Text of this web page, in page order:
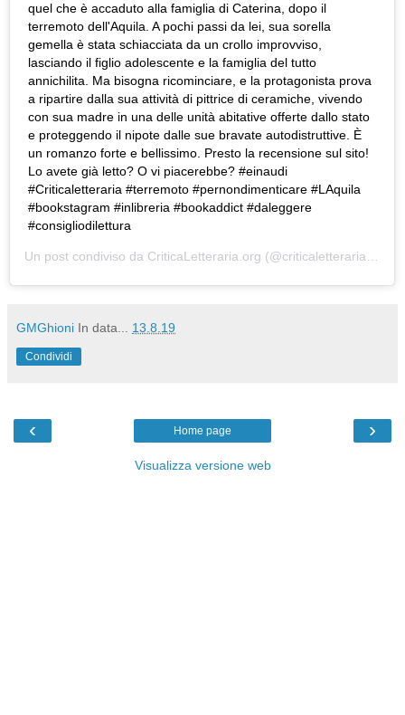
quel che è accaduto alla famiglia di Caterina, dopo il
terremoto dell'Aquila. A pochi passi da lei, sua sorella
gemella è stata schiacciata da un crollo improvviso,
lasciando il figlio adolescente e la famiglia del tutto
annichilita. Ma bisogna ricominciare, e la protagonista prova
a ripartire dalla sua attività di pittrice di ceramiche, vivendo
con sua madre in una delle unità abitative offerte dallo stato
e proteggendo il nipote dalle sue bravate autodistruttive. È
un romanzo forte e bellissimo. Presto la recensione sul sito!
Lo avete già letto? O vi piacerebbe? #einaudi
#Criticaletteraria #terremoto #pernondimenticare #LAquila
#bookstagram #inlibreria #bookaddict #daleggere
#consigliodilettura
Un post condiviso da CriticaLetteraria.org (@criticaletteraria) in data:
GMGhioni In data... 13.8.19
Condividi
‹ ›
Home page
Visualizza versione web